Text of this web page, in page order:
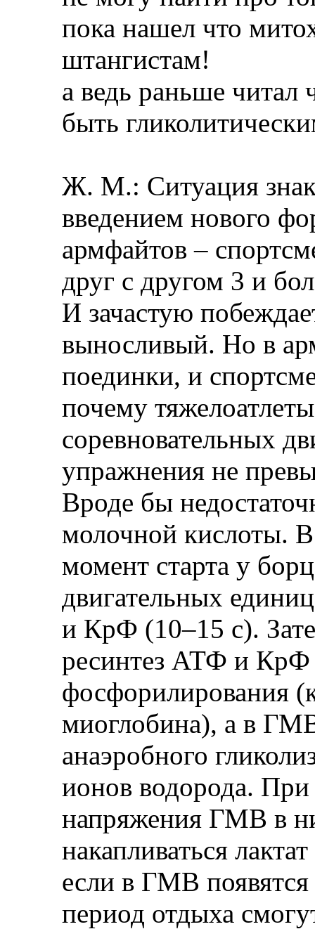
пока нашел что
штангистам!
а ведь раньше читал
быть
Ж. М.: Ситуация
введением нового
армфайтов –
друг с другом 3 и
И зачастую
выносливый. Но в
поединки, и
почему
соревновательных
упражнения не
Вроде бы
молочной кислоты.
момент старта у
двигательных
и КрФ (10–15 с).
ресинтез АТФ и КрФ
фосфорилирования
миоглобина), а в
анаэробного
ионов водорода.
напряжения ГМВ в
накапливаться
если в ГМВ
период отдыха